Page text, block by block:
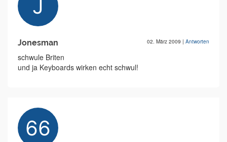
Jonesman 02. März 2009 | Antworten
schwule Briten
und ja Keyboards wirken echt schwul!